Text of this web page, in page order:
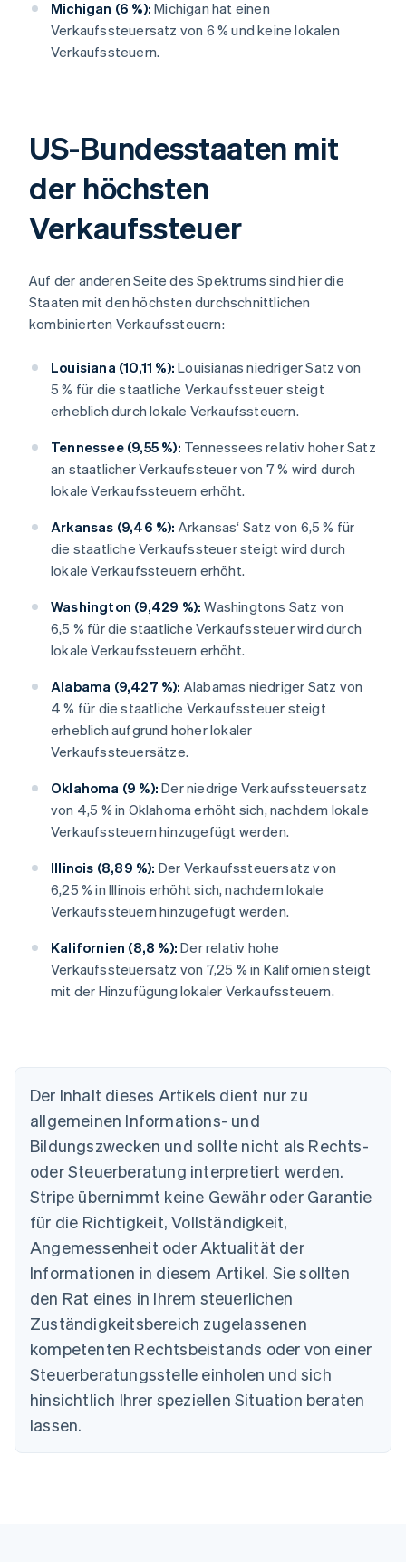
Michigan (6 %): Michigan hat einen
Verkaufssteuersatz von 6 % und keine lokalen
Verkaufssteuern.
US-Bundesstaaten mit
der höchsten
Verkaufssteuer
Auf der anderen Seite des Spektrums sind hier die
Staaten mit den höchsten durchschnittlichen
kombinierten Verkaufssteuern:
Louisiana (10,11 %): Louisianas niedriger Satz von
5 % für die staatliche Verkaufssteuer steigt
erheblich durch lokale Verkaufssteuern.
Tennessee (9,55 %): Tennessees relativ hoher Satz
an staatlicher Verkaufssteuer von 7 % wird durch
lokale Verkaufssteuern erhöht.
Arkansas (9,46 %): Arkansas‘ Satz von 6,5 % für
die staatliche Verkaufssteuer steigt wird durch
lokale Verkaufssteuern erhöht.
Washington (9,429 %): Washingtons Satz von
6,5 % für die staatliche Verkaufssteuer wird durch
lokale Verkaufssteuern erhöht.
Alabama (9,427 %): Alabamas niedriger Satz von
4 % für die staatliche Verkaufssteuer steigt
erheblich aufgrund hoher lokaler
Verkaufssteuersätze.
Oklahoma (9 %): Der niedrige Verkaufssteuersatz
von 4,5 % in Oklahoma erhöht sich, nachdem lokale
Verkaufssteuern hinzugefügt werden.
Illinois (8,89 %): Der Verkaufssteuersatz von
6,25 % in Illinois erhöht sich, nachdem lokale
Verkaufssteuern hinzugefügt werden.
Kalifornien (8,8 %): Der relativ hohe
Verkaufssteuersatz von 7,25 % in Kalifornien steigt
mit der Hinzufügung lokaler Verkaufssteuern.
Der Inhalt dieses Artikels dient nur zu
allgemeinen Informations- und
Bildungszwecken und sollte nicht als Rechts-
oder Steuerberatung interpretiert werden.
Stripe übernimmt keine Gewähr oder Garantie
für die Richtigkeit, Vollständigkeit,
Angemessenheit oder Aktualität der
Informationen in diesem Artikel. Sie sollten
den Rat eines in Ihrem steuerlichen
Zuständigkeitsbereich zugelassenen
kompetenten Rechtsbeistands oder von einer
Steuerberatungsstelle einholen und sich
hinsichtlich Ihrer speziellen Situation beraten
lassen.
Australien
English
Belgien
NederlandsFrançaisDeutschEnglish
Português English
Bulgarien
English
Dänemark
English
Deutschland
Estland
English